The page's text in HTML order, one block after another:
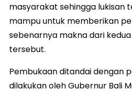
masyarakat sehingga lukisan
mampu untuk memberikan
sebenarnya makna dari
tersebut.
Pembukaan ditandai dengan
dilakukan oleh Gubernur Bali